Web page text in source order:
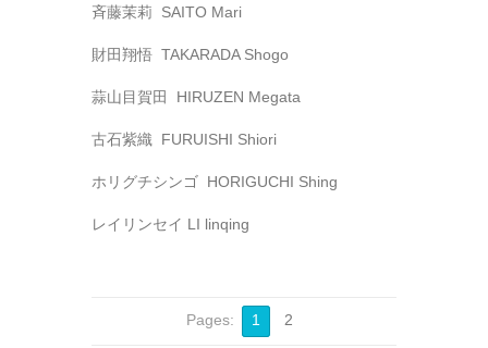
斉藤茉莉 SAITO Mari
財田翔悟 TAKARADA Shogo
蒜山目賀田 HIRUZEN Megata
古石紫織 FURUISHI Shiori
ホリグチシンゴ HORIGUCHI Shing
レイリンセイ LI linqing
Pages: 1 2